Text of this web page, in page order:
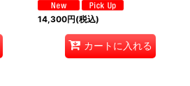
14,300円(税込)
カートに入れる